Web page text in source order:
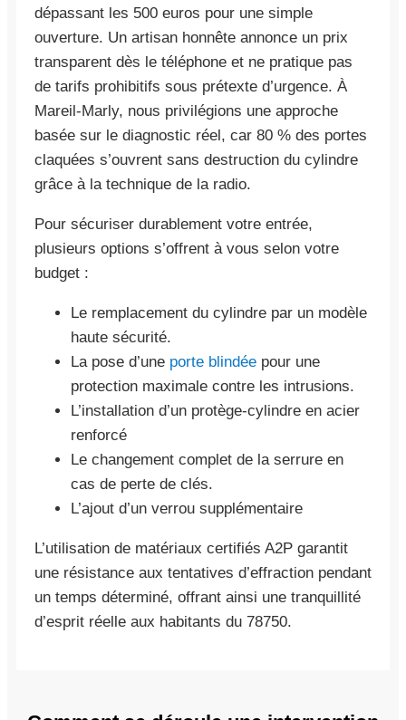
dépassant les 500 euros pour une simple
ouverture. Un artisan honnête annonce un prix
transparent dès le téléphone et ne pratique pas
de tarifs prohibitifs sous prétexte d’urgence. À
Mareil-Marly, nous privilégions une approche
basée sur le diagnostic réel, car 80 % des portes
claquées s’ouvrent sans destruction du cylindre
grâce à la technique de la radio.
Pour sécuriser durablement votre entrée,
plusieurs options s’offrent à vous selon votre
budget :
Le remplacement du cylindre par un modèle
haute sécurité.
La pose d’une porte blindée pour une
protection maximale contre les intrusions.
L’installation d’un protège-cylindre en acier
renforcé
Le changement complet de la serrure en
cas de perte de clés.
L’ajout d’un verrou supplémentaire
L’utilisation de matériaux certifiés A2P garantit
une résistance aux tentatives d’effraction pendant
un temps déterminé, offrant ainsi une tranquillité
d’esprit réelle aux habitants du 78750.